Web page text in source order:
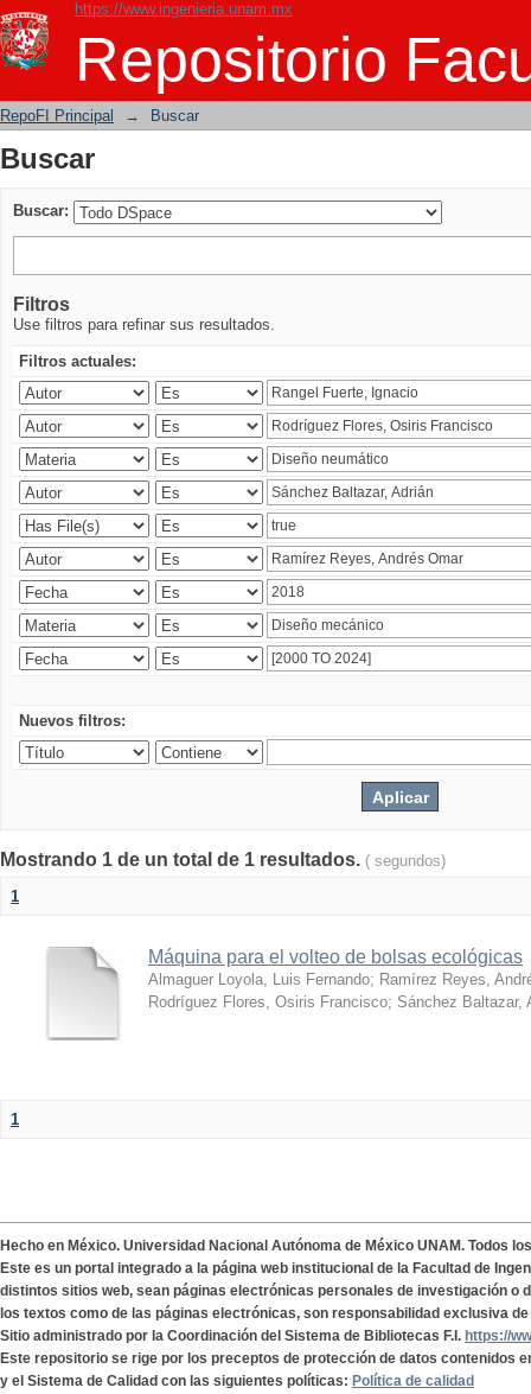
https://www.ingenieria.unam.mx
Repositorio
Buscar
RepoFI Principal → Buscar
Buscar
Buscar:
Filtros
Use filtros para refinar sus resultados.
Filtros actuales:
Nuevos filtros:
Mostrando 1 de un total de 1 resultados. ( segundos)
1
Máquina para el volteo de bolsas ecológicas
Almaguer Loyola, Luis Fernando; Ramírez Reyes,
Rodríguez Flores, Osiris Francisco; Sánchez Baltazar,
1
Hecho en México. Universidad Nacional Autónoma de México UNAM. Todos
Este es un portal integrado a la página web institucional de la Facultad de
distintos sitios web, sean páginas electrónicas personales de investigación o
los textos como de las páginas electrónicas, son responsabilidad exclusiva
Sitio administrado por la Coordinación del Sistema de Bibliotecas F.I. https://
Este repositorio se rige por los preceptos de protección de datos contenidos
y el Sistema de Calidad con las siguientes políticas: Política de calidad